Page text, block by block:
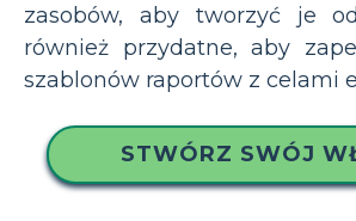
zasobów, aby tworzyć je
również przydatne, aby
szablonów raportów z celami
STWÓRZ SWÓJ